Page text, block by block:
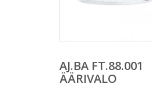
AJ.BA FT.88.001
ÄÄRIVALO